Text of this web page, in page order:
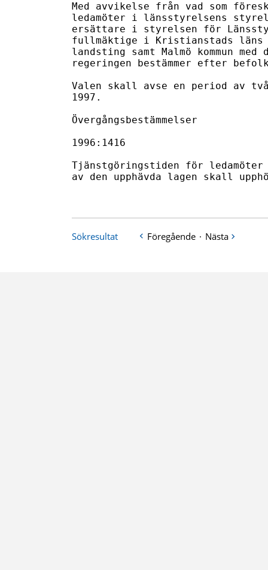
Med avvikelse från vad som
ledamöter i länsstyrelsens
ersättare i styrelsen för
fullmäktige i Kristianstads läns
landsting samt Malmö kommun
regeringen bestämmer efter
Valen skall avse en period av
1997.
Övergångsbestämmelser
1996:1416
Tjänstgöringstiden för
av den upphävda lagen skall
Sökresultat Föregående · Nästa